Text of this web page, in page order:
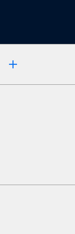
المحلي للحصول على أحدث